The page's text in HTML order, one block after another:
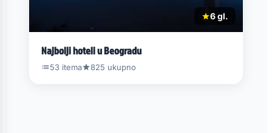
6 gl.
Najbolji hoteli u Beogradu
53 itema 825 ukupno